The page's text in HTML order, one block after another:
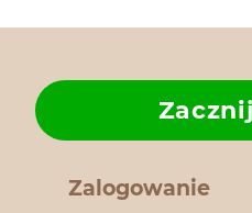
Zalogowanie